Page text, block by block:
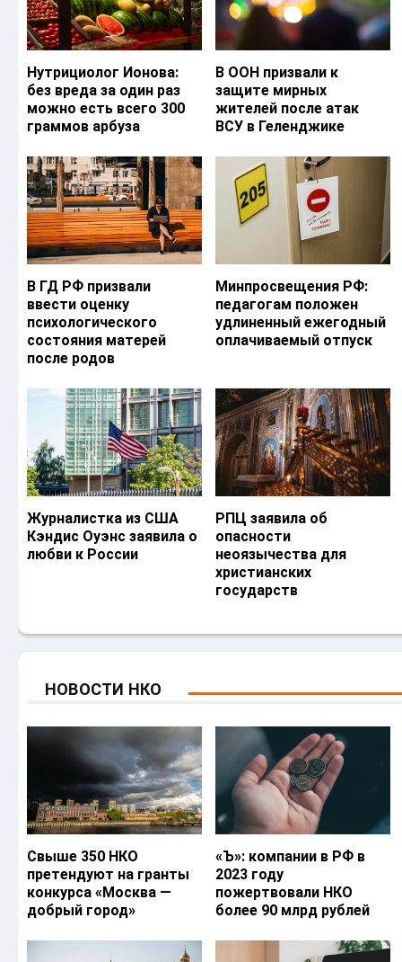
Нутрициолог Ионова:
без вреда за один раз
можно есть всего 300
граммов арбуза
В ООН призвали к
защите мирных
жителей после атак
ВСУ в Геленджике
В ГД РФ призвали
ввести оценку
психологического
состояния матерей
после родов
Минпросвещения РФ:
педагогам положен
удлиненный ежегодный
оплачиваемый отпуск
Журналистка из США
Кэндис Оуэнс заявила о
любви к России
РПЦ заявила об
опасности
неоязычества для
христианских
государств
НОВОСТИ НКО
Свыше 350 НКО
претендуют на гранты
конкурса «Москва —
добрый город»
«Ъ‎»: компании в РФ в
2023 году
пожертвовали НКО
более 90 млрд рублей